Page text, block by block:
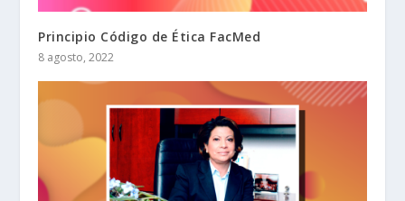
Principio Código de Ética FacMed
8 agosto, 2022